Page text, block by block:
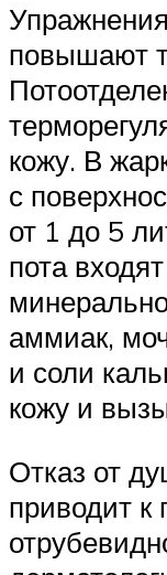
повышают
кожу. В
с
от 1 до 5
пота
аммиак,
и соли
кожу и
Отказ от
приводит к